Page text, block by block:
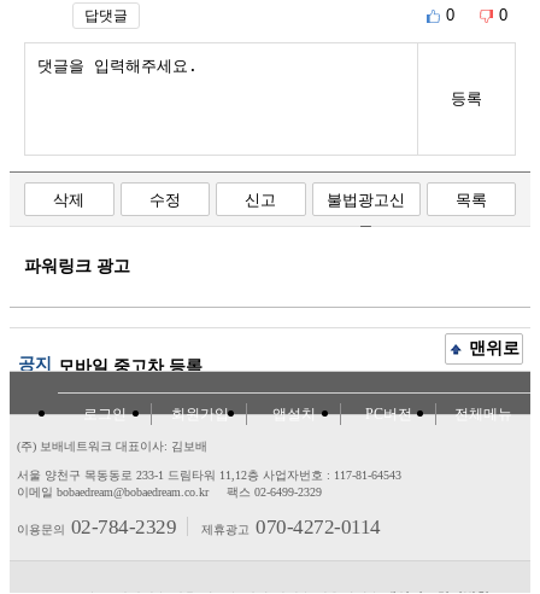
답댓글 0 0
등록
삭제 수정 신고
불법광고신
고
목록
파워링크 광고
공지 모바일 중고차 등록
맨위로
로그인 회원가입 앱설치 PC버전 전체메뉴
(주) 보배네트워크 대표이사: 김보배
서울 양천구 목동동로 233-1 드림타워 11,12층 사업자번호 : 117-81-64543
이메일 bobaedream@bobaedream.co.kr
팩스 02-6499-2329
이용문의 02-784-2329 제휴광고 070-4272-0114